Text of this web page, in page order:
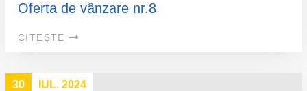
Oferta de vânzare nr.8
CITEȘTE
30 IUL. 2024